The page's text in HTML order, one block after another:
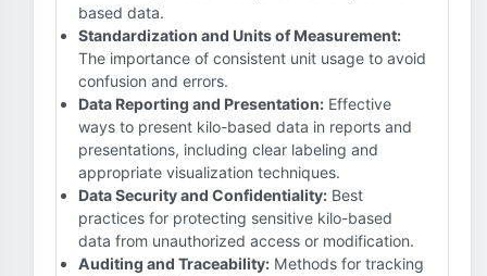
based data.
Standardization and Units of Measurement:
The importance of consistent unit usage to avoid
confusion and errors.
Data Reporting and Presentation: Effective
ways to present kilo-based data in reports and
presentations, including clear labeling and
appropriate visualization techniques.
Data Security and Confidentiality: Best
practices for protecting sensitive kilo-based
data from unauthorized access or modification.
Auditing and Traceability: Methods for tracking